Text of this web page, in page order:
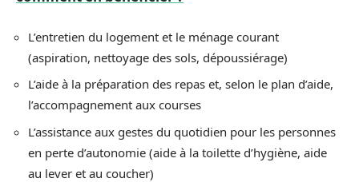
L’entretien du logement et le ménage courant
(aspiration, nettoyage des sols, dépoussiérage)
L’aide à la préparation des repas et, selon le plan d’aide,
l’accompagnement aux courses
L’assistance aux gestes du quotidien pour les personnes
en perte d’autonomie (aide à la toilette d’hygiène, aide
au lever et au coucher)